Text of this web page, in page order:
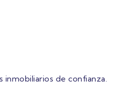
inmobiliarios de confianza.